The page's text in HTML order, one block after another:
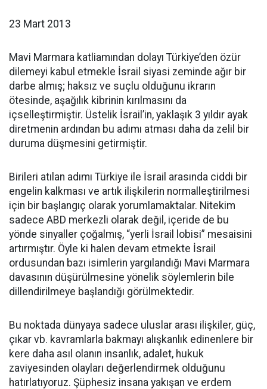
23 Mart 2013
Mavi Marmara katliamından dolayı Türkiye’den özür
dilemeyi kabul etmekle İsrail siyasi zeminde ağır bir
darbe almış; haksız ve suçlu olduğunu ikrarın
ötesinde, aşağılık kibrinin kırılmasını da
içselleştirmiştir. Üstelik İsrail’in, yaklaşık 3 yıldır ayak
diretmenin ardından bu adımı atması daha da zelil bir
duruma düşmesini getirmiştir.
Birileri atılan adımı Türkiye ile İsrail arasında ciddi bir
engelin kalkması ve artık ilişkilerin normalleştirilmesi
için bir başlangıç olarak yorumlamaktalar. Nitekim
sadece ABD merkezli olarak değil, içeride de bu
yönde sinyaller çoğalmış, “yerli İsrail lobisi” mesaisini
artırmıştır. Öyle ki halen devam etmekte İsrail
ordusundan bazı isimlerin yargılandığı Mavi Marmara
davasının düşürülmesine yönelik söylemlerin bile
dillendirilmeye başlandığı görülmektedir.
Bu noktada dünyaya sadece uluslar arası ilişkiler, güç,
çıkar vb. kavramlarla bakmayı alışkanlık edinenlere bir
kere daha asıl olanın insanlık, adalet, hukuk
zaviyesinden olayları değerlendirmek olduğunu
hatırlatıyoruz. Şüphesiz insana yakışan ve erdem